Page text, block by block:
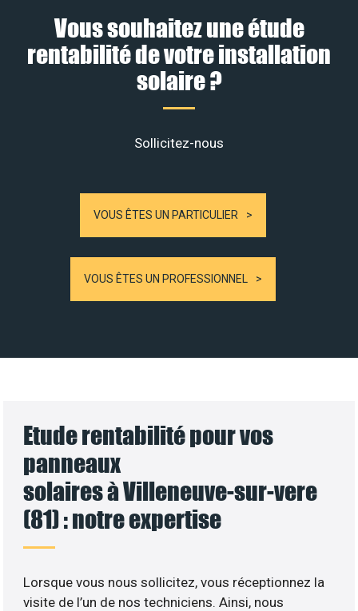
Vous souhaitez une étude
rentabilité de votre installation
solaire ?
Sollicitez-nous
VOUS ÊTES UN PARTICULIER
VOUS ÊTES UN PROFESSIONNEL
Etude rentabilité pour vos
panneaux
solaires à Villeneuve-sur-vere
(81) : notre expertise
Lorsque vous nous sollicitez, vous réceptionnez la
visite de l’un de nos techniciens. Ainsi, nous